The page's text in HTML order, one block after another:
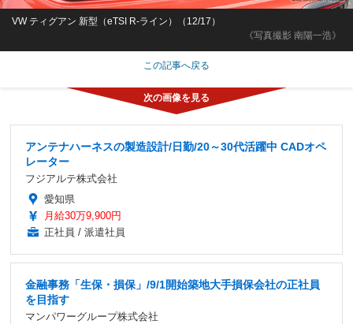
《写真撮影 南陽一浩》
VW ティグアン 新型（eTSI R-ライン）（12/17）
この記事へ戻る
アンテナハーネスの製造設計/日勤/20～30代活躍中 CADオペ
レーター
フジアルテ株式会社
愛知県
月給30万9,900円
正社員 / 派遣社員
金融事務「生保・損保」/9/1開始築地大手損保会社の正社員
を目指す
マンパワーグループ株式会社